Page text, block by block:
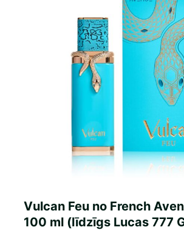
Vulcan Feu no French
100 ml (līdzīgs Lucas 777